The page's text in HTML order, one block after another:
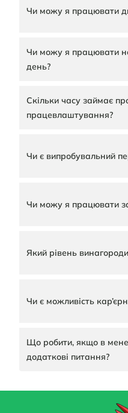
Чи можу я працювати
Чи можу я працювати
день?
Скільки часу займає
працевлаштування?
Чи є випробувальний
Чи можу я працювати
Який рівень
Чи є можливість
Що робити, якщо в
додаткові питання?